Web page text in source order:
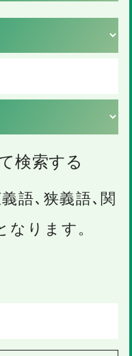
検索する
語､狭義語､関
なります。